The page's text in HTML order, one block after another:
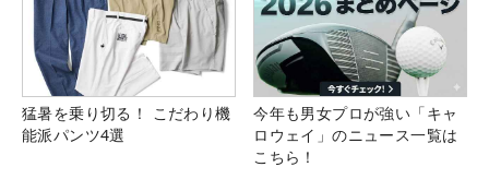
猛暑を乗り切る！ こだわり機
能派パンツ4選
今年も男女プロが強い「キャ
ロウェイ」のニュース一覧は
こちら！